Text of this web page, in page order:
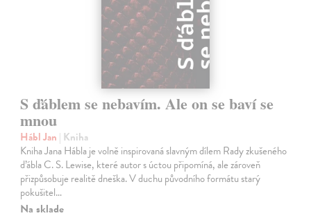
S ďáblem se nebavím. Ale on se baví se
mnou
Hábl Jan | Kniha
Kniha Jana Hábla je volně inspirovaná slavným dílem Rady zkušeného
ďábla C. S. Lewise, které autor s úctou připomíná, ale zároveň
přizpůsobuje realitě dneška. V duchu původního formátu starý
pokušitel…
Na sklade